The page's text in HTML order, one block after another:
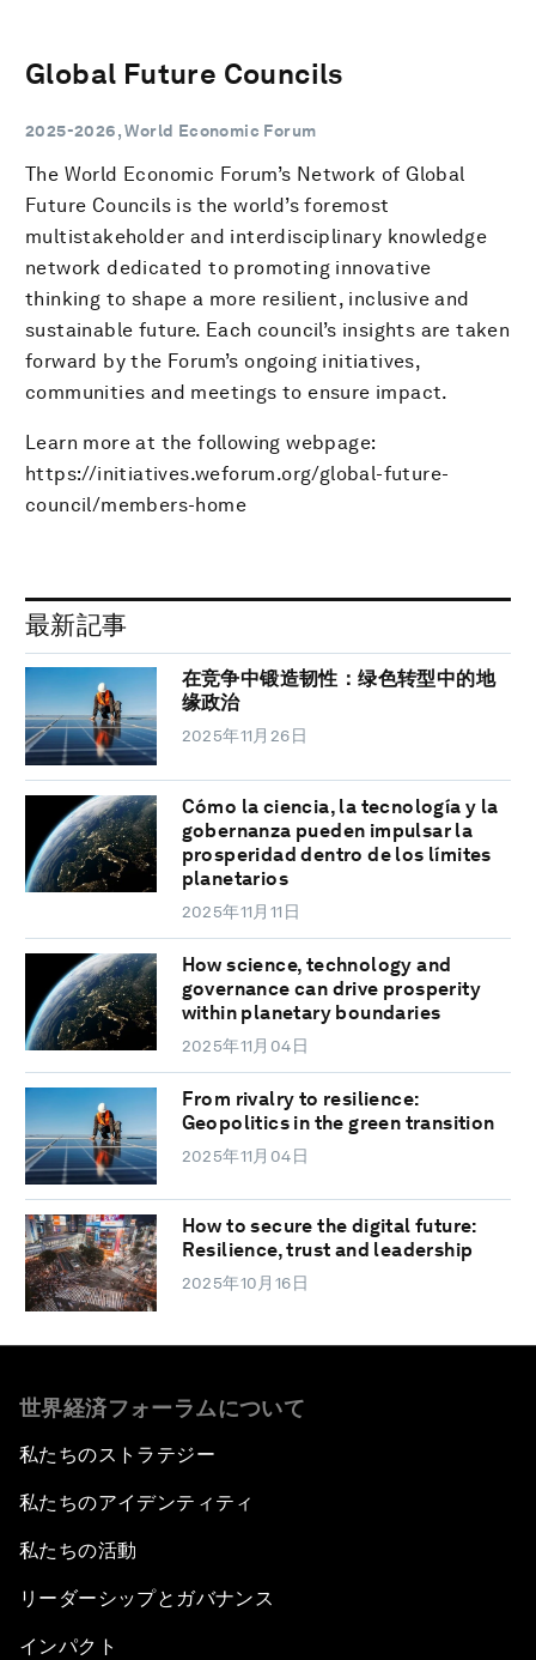
Global Future Councils
2025-2026, World Economic Forum
The World Economic Forum’s Network of Global
Future Councils is the world’s foremost
multistakeholder and interdisciplinary knowledge
network dedicated to promoting innovative
thinking to shape a more resilient, inclusive and
sustainable future. Each council’s insights are taken
forward by the Forum’s ongoing initiatives,
communities and meetings to ensure impact.
Learn more at the following webpage:
https://initiatives.weforum.org/global-future-
council/members-home
最新記事
在竞争中锻造韧性：绿色转型中的地
缘政治
2025年11月26日
Cómo la ciencia, la tecnología y la
gobernanza pueden impulsar la
prosperidad dentro de los límites
planetarios
2025年11月11日
How science, technology and
governance can drive prosperity
within planetary boundaries
2025年11月04日
From rivalry to resilience:
Geopolitics in the green transition
2025年11月04日
How to secure the digital future:
Resilience, trust and leadership
2025年10月16日
世界経済フォーラムについて
私たちのストラテジー
私たちのアイデンティティ
私たちの活動
リーダーシップとガバナンス
インパクト